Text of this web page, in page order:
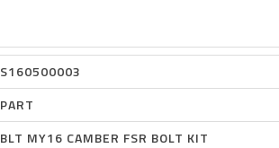
S160500003
PART
BLT MY16 CAMBER FSR BOLT KIT